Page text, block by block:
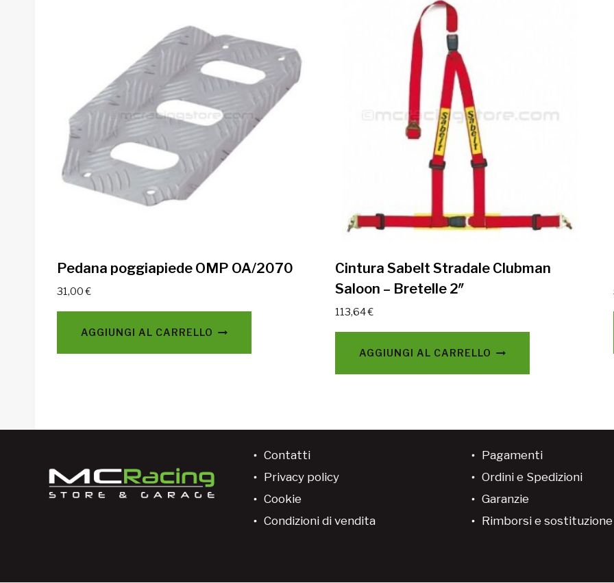
Pedana poggiapiede OMP OA/2070
31,00€
AGGIUNGI AL CARRELLO
Cintura Sabelt Stradale Clubman
Saloon – Bretelle 2″
113,64€
AGGIUNGI AL CARRELLO
Contatti
Privacy policy
Cookie
Condizioni di vendita
Pagamenti
Ordini e Spedizioni
Garanzie
Rimborsi e